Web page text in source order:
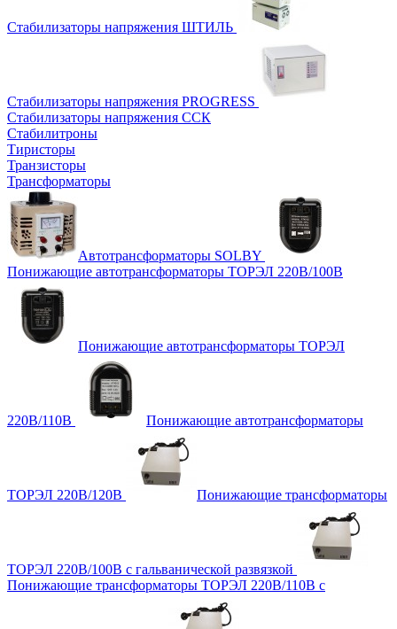
Стабилизаторы напряжения ШТИЛЬ
Стабилизаторы напряжения PROGRESS
Стабилизаторы напряжения ССК
Стабилитроны
Тиристоры
Транзисторы
Трансформаторы
Автотрансформаторы SOLBY
Понижающие автотрансформаторы ТОРЭЛ 220В/100В
Понижающие автотрансформаторы ТОРЭЛ
220В/110В Понижающие автотрансформаторы
ТОРЭЛ 220В/120В Понижающие трансформаторы
ТОРЭЛ 220В/100В с гальванической развязкой
Понижающие трансформаторы ТОРЭЛ 220В/110В с